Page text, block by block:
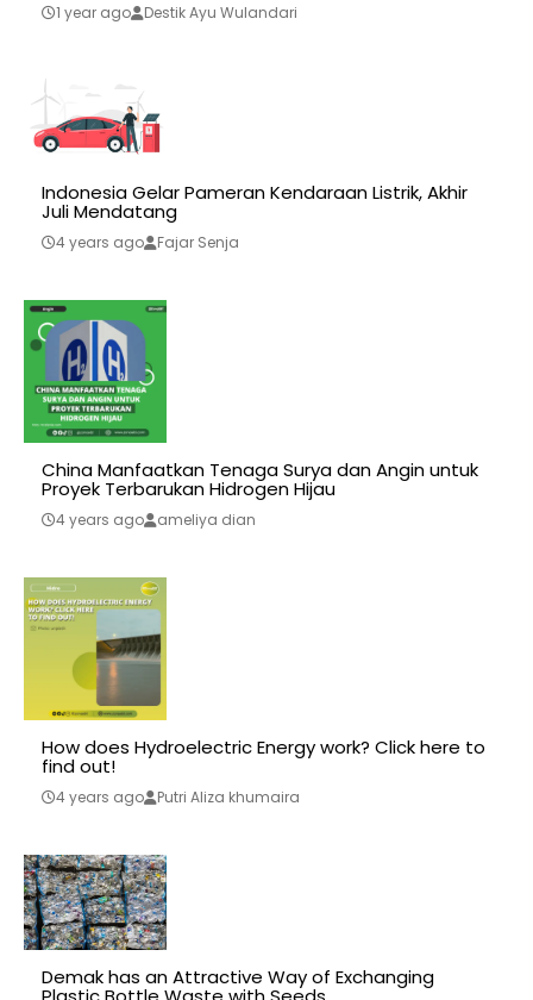
1 year ago Destik Ayu Wulandari
Indonesia Gelar Pameran Kendaraan Listrik, Akhir
Juli Mendatang
4 years ago Fajar Senja
China Manfaatkan Tenaga Surya dan Angin untuk
Proyek Terbarukan Hidrogen Hijau
4 years ago ameliya dian
How does Hydroelectric Energy work? Click here to
find out!
4 years ago Putri Aliza khumaira
Demak has an Attractive Way of Exchanging